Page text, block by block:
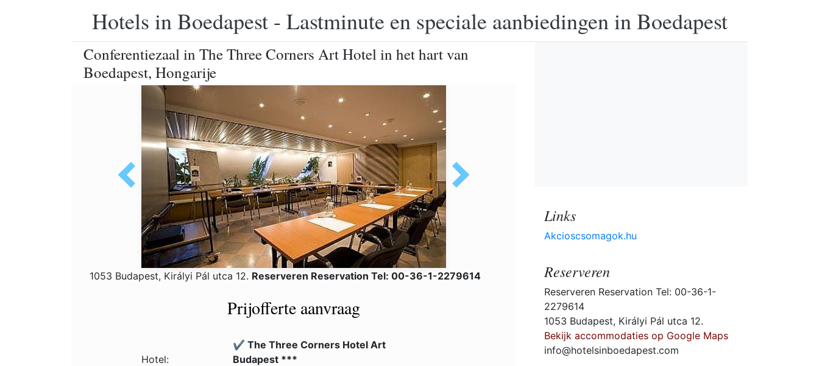
Hotels in Boedapest - Lastminute en speciale aanbiedingen in Boedapest
Conferentiezaal in The Three Corners Art Hotel in het hart van
Boedapest, Hongarije
1053 Budapest, Királyi Pál utca 12. Reserveren Reservation Tel: 00-36-1-2279614
Prijofferte aanvraag
Hotel:
✔️ The Three Corners Hotel Art
Budapest ***
Links
Akcioscsomagok.hu
Reserveren
Reserveren Reservation Tel: 00-36-1-
2279614
1053 Budapest, Királyi Pál utca 12.
Bekijk accommodaties op Google Maps
info@hotelsinboedapest.com